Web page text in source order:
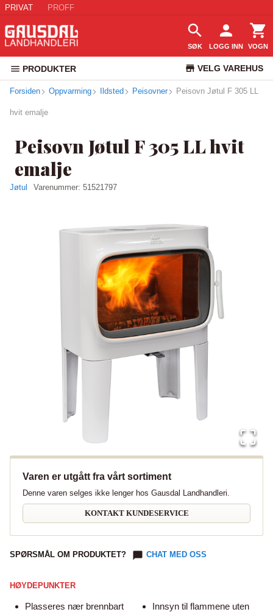
PRIVAT PROFF
SØK LOGG INN VOGN
PRODUKTER VELG VAREHUS
KUNDESERVICE
Forsiden Oppvarming Ildsted Peisovner Peisovn Jøtul F 305 LL
hvit emalje
Peisovn Jøtul F 305 LL hvit
emalje
Jøtul Varenummer: 51521797
Varen er utgått fra vårt sortiment
Denne varen selges ikke lenger hos Gausdal Landhandleri.
KONTAKT KUNDESERVICE
SPØRSMÅL OM PRODUKTET? CHAT MED OSS
HØYDEPUNKTER
Plasseres nær brennbart
Innsyn til flammene uten